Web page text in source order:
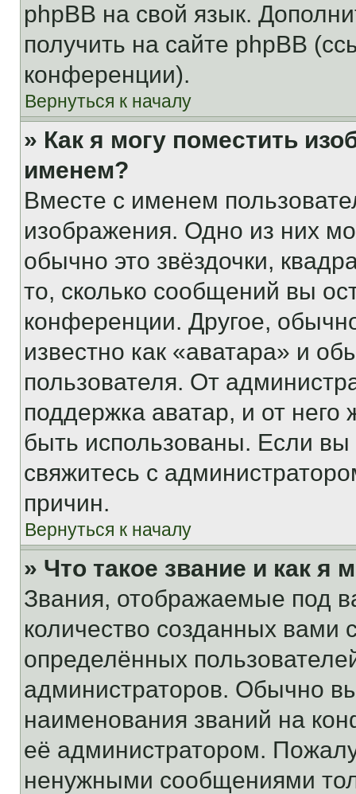
phpBB на свой язык.
получить на сайте phpBB
конференции).
Вернуться к началу
» Как я могу поместить
именем?
Вместе с именем
изображения. Одно из них
обычно это звёздочки,
то, сколько сообщений вы
конференции. Другое,
известно как «аватара» и
пользователя. От
поддержка аватар, и от него
быть использованы. Если
свяжитесь с
причин.
Вернуться к началу
» Что такое звание и как я
Звания, отображаемые под
количество созданных
определённых
администраторов. Обычно
наименования званий на
её администратором.
ненужными сообщениями